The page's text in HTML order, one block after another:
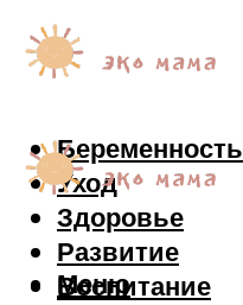
Беременность
Уход
Здоровье
Развитие
Воспитание
Меню